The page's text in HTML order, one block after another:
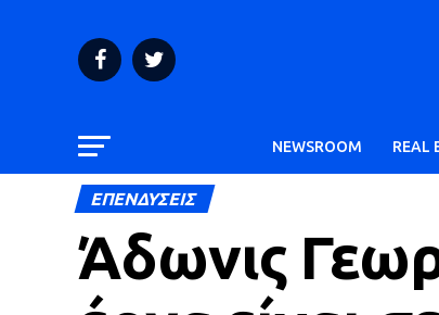
NEWSROOM REAL
ΕΠΕΝΔΥΣΕΙΣ
Άδωνις